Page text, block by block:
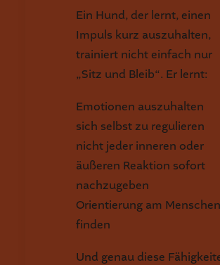
Ein Hund, der lernt, einen
Impuls kurz auszuhalten,
trainiert nicht einfach nur
„Sitz und Bleib“. Er lernt:
Emotionen auszuhalten
sich selbst zu regulieren
nicht jeder inneren oder
äußeren Reaktion sofort
nachzugeben
Orientierung am
finden
Und genau diese